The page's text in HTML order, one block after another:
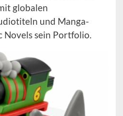
globalen
und Manga-
Novels sein Portfolio.